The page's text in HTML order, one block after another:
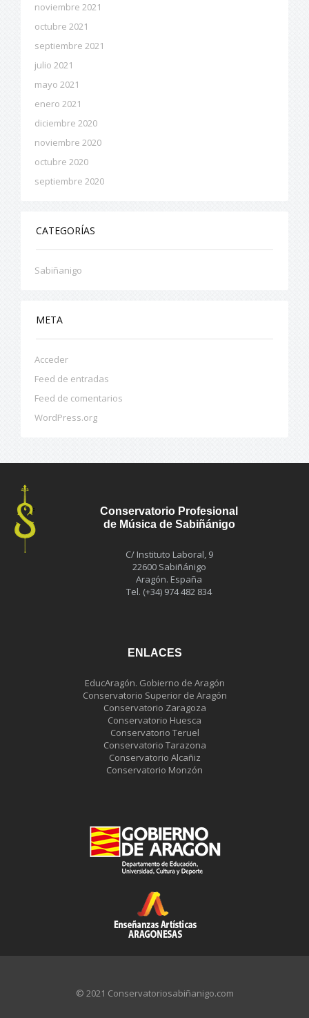
noviembre 2021
octubre 2021
septiembre 2021
julio 2021
mayo 2021
enero 2021
diciembre 2020
noviembre 2020
octubre 2020
septiembre 2020
CATEGORÍAS
Sabiñanigo
META
Acceder
Feed de entradas
Feed de comentarios
WordPress.org
Conservatorio Profesional
de Música de Sabiñánigo
C/ Instituto Laboral, 9
22600 Sabiñánigo
Aragón. España
Tel. (+34) 974 482 834
ENLACES
EducAragón. Gobierno de Aragón
Conservatorio Superior de Aragón
Conservatorio Zaragoza
Conservatorio Huesca
Conservatorio Teruel
Conservatorio Tarazona
Conservatorio Alcañiz
Conservatorio Monzón
© 2021 Conservatoriosabiñanigo.com